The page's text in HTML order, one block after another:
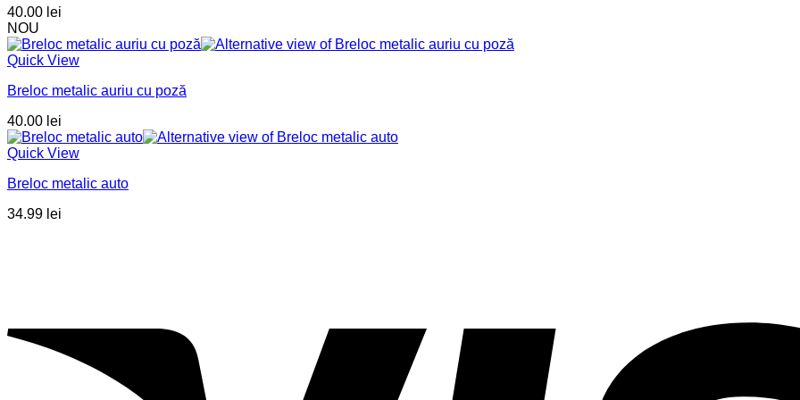
40.00 lei
NOU
Quick View
Breloc metalic auriu cu poză
40.00 lei
Quick View
Breloc metalic auto
34.99 lei